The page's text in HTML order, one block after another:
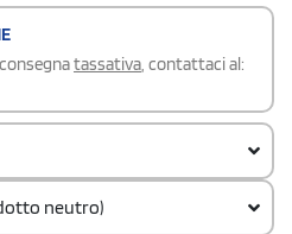
tassativa, contattaci al:
neutro)